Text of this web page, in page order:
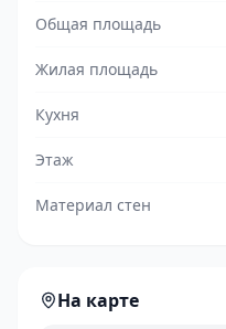
Общая площадь
Жилая площадь
Кухня
Этаж
Материал стен
На карте